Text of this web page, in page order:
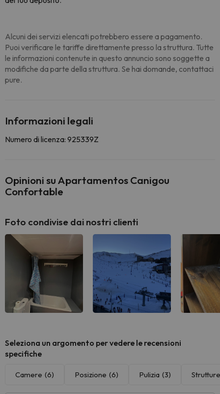
Alcuni dei servizi elencati potrebbero essere a pagamento.
Puoi verificare le tariffe direttamente presso la struttura. Tutte
le informazioni contenute in questo annuncio sono soggette a
modifiche da parte della struttura. Se hai domande, contattaci
pure.
Informazioni legali
Numero di licenza: 925339Z
Opinioni su Apartamentos Canigou
Confortable
Foto condivise dai nostri clienti
Seleziona un argomento per vedere le recensioni
specifiche
Camere (6) Posizione (6) Pulizia (3) Strutture